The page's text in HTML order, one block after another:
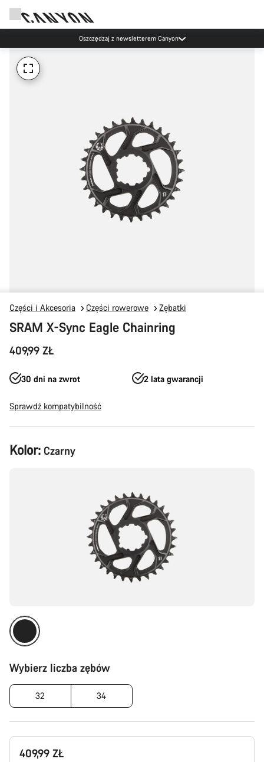
Oszczędzaj z newsletterem Canyon
Części i Akcesoria Części rowerowe Zębatki
SRAM X-Sync Eagle Chainring
409,99 ZŁ
30 dni na zwrot 2 lata gwarancji
Sprawdź kompatybilność
Konfiguracja
produktu
Kolor: Czarny
Wybierz liczba zębów
32 34
409,99 ZŁ